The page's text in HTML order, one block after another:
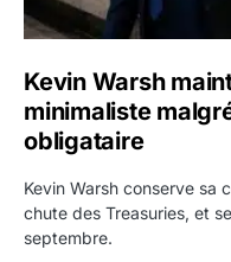
Kevin Warsh
minimaliste
obligataire
Kevin Warsh conserve sa
chute des Treasuries, et
septembre.